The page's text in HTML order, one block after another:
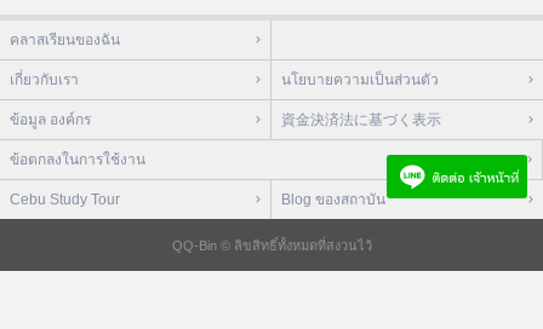
คลาสเรียนของฉัน
เกี่ยวกับเรา นโยบายความเป็นส่วนตัว
ข้อมูล องค์กร 資金決済法に基づく表示
ข้อตกลงในการใช้งาน
Cebu Study Tour Blog ของสถาบัน
QQ-Bin © ลิขสิทธิ์ทั้งหมดที่สงวนไว้